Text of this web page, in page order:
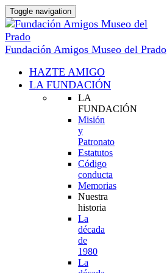
Toggle navigation
Fundación Amigos Museo del Prado
HAZTE AMIGO
LA FUNDACIÓN
LA
FUNDACIÓN
Misión
y
Patronato
Estatutos
Código
conducta
Memorias
Nuestra
historia
La
década
de
1980
La